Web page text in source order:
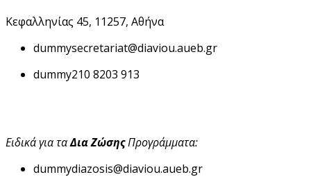
Κεφαλληνίας 45, 11257, Αθήνα
dummysecretariat@diaviou.aueb.gr
dummy210 8203 913
Ειδικά για ταΔια ΖώσηςΠρογράμματα:
dummydiazosis@diaviou.aueb.gr